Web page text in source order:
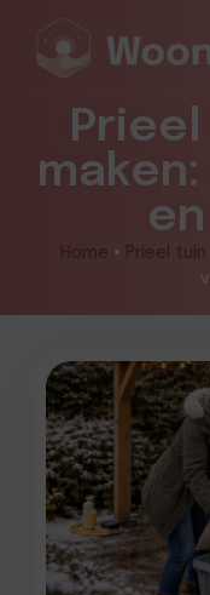
Home • Prieel tuin